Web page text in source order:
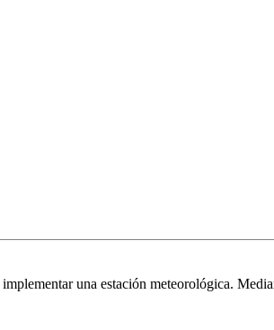
una estación meteorológica.